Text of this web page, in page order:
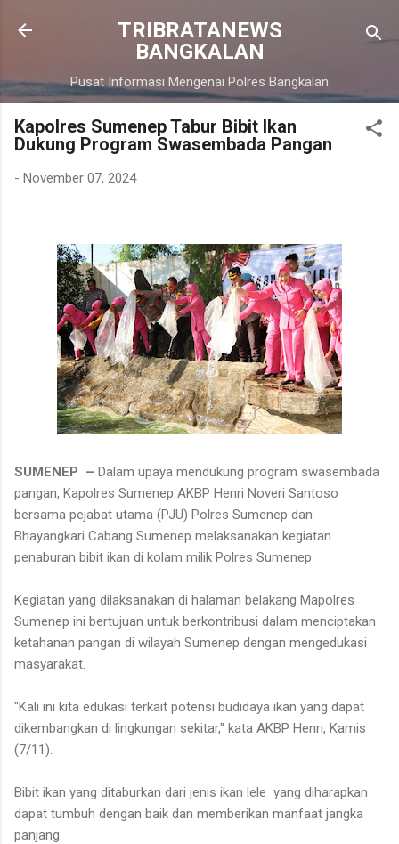
Langsung ke konten utama
TRIBRATANEWS
BANGKALAN
Pusat Informasi Mengenai Polres Bangkalan
Kapolres Sumenep Tabur Bibit Ikan
Dukung Program Swasembada Pangan
- November 07, 2024
SUMENEP – Dalam upaya mendukung program swasembada
pangan, Kapolres Sumenep AKBP Henri Noveri Santoso
bersama pejabat utama (PJU) Polres Sumenep dan
Bhayangkari Cabang Sumenep melaksanakan kegiatan
penaburan bibit ikan di kolam milik Polres Sumenep.
Kegiatan yang dilaksanakan di halaman belakang Mapolres
Sumenep ini bertujuan untuk berkontribusi dalam menciptakan
ketahanan pangan di wilayah Sumenep dengan mengedukasi
masyarakat.
"Kali ini kita edukasi terkait potensi budidaya ikan yang dapat
dikembangkan di lingkungan sekitar," kata AKBP Henri, Kamis
(7/11).
Bibit ikan yang ditaburkan dari jenis ikan lele yang diharapkan
dapat tumbuh dengan baik dan memberikan manfaat jangka
panjang.